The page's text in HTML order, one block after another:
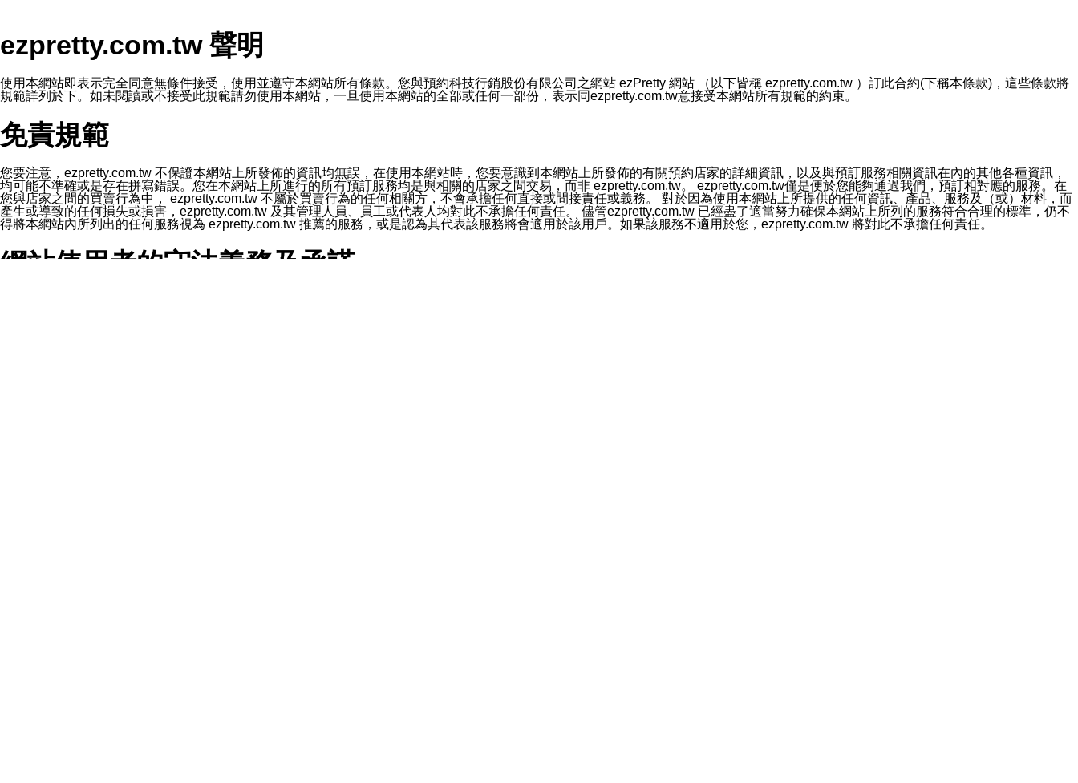
本公司/本服務將以通知型訊息傳送重要訊息給您。即使未加入本公司/本服務好友，您仍可接收到通知型訊息。
本公司/本服務傳送之通知型訊息以對您有效且重要的訊息為限，以廣告或其他目的的訊息皆不會被傳送。滿足以下三個條件者，將可收到通知型訊息。
2.該 LINE 帳號已在 LINE APP 設定中，同意接收通知型訊息。
3.LINE 帳號未封鎖傳送訊息之 LINE 官方帳號。
欲變更通知型訊息的設定，操作如下：
1.點選「主頁」＞「設定」
2.點選「隱私設定」
3.點選「提供使用資料」
5.開關「接收LINE通知型訊息」
❗️關閉「接收通知型訊息」後，將不會接收到來自任何企業官方帳號或認證官方帳號的通知型訊息。
ezpretty.com.tw 聲明
使用本網站即表示完全同意無條件接受，使用並遵守本網站所有條款。您與預約科技行銷股份有限公司之網站 ezPretty 網站 （以下皆稱 ezpretty.com.tw ）訂此合約(下稱本條款)，這些條款將
規範詳列於下。如未閱讀或不接受此規範請勿使用本網站，一旦使用本網站的全部或任何一部份，表示同ezpretty.com.tw意接受本網站所有規範的約束。
免責規範
您要注意，ezpretty.com.tw 不保證本網站上所發佈的資訊均無誤，在使用本網站時，您要意識到本網站上所發佈的有關預約店家的詳細資訊，以及與預訂服務相關資訊在內的其他各種資訊，
均可能不準確或是存在拼寫錯誤。您在本網站上所進行的所有預訂服務均是與相關的店家之間交易，而非 ezpretty.com.tw。 ezpretty.com.tw僅是便於您能夠通過我們，預訂相對應的服務。在
您與店家之間的買賣行為中， ezpretty.com.tw 不屬於買賣行為的任何相關方，不會承擔任何直接或間接責任或義務。 對於因為使用本網站上所提供的任何資訊、產品、服務及（或）材料，而
產生或導致的任何損失或損害，ezpretty.com.tw 及其管理人員、員工或代表人均對此不承擔任何責任。 儘管ezpretty.com.tw 已經盡了適當努力確保本網站上所列的服務符合合理的標準，仍不
得將本網站內所列出的任何服務視為 ezpretty.com.tw 推薦的服務，或是認為其代表該服務將會適用於該用戶。如果該服務不適用於您，ezpretty.com.tw 將對此不承擔任何責任。
網站使用者的守法義務及承諾